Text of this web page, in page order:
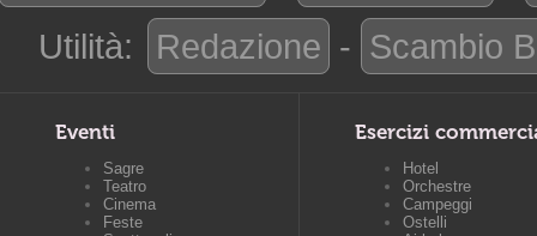
Utilità:
Redazione - Scambio
Eventi
Sagre
Teatro
Cinema
Feste
Esercizi
Hotel
Orchestre
Campeggi
Ostelli